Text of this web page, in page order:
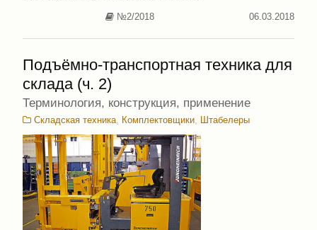
№2/2018 06.03.2018
Подъёмно-транспортная техника для
склада (ч. 2)
Терминология, конструкция, применение
Складская техника Комплектовщики Штабелеры